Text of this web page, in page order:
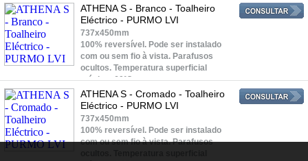
ATHENA S - Branco - Toalheiro
Eléctrico - PURMO LVI
737x450mm
100% reversível. Pode ser instalado
com ou sem fio à vista. Parafusos
ocultos. Temperatura superficial
máxima 60ºC.
ATHENA S - Cromado - Toalheiro
Eléctrico - PURMO LVI
737x450mm
100% reversível. Pode ser instalado
com ou sem fio à vista. Parafusos